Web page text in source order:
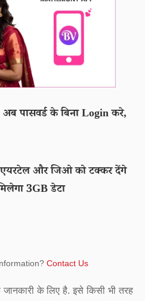
पासवर्ड के बिना Login करे,
और जिओ को टक्कर देंगे
3GB डेटा
Contact Us
जानकारी के लिए है. इसे किसी भी तरह